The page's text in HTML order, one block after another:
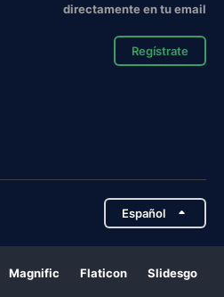
directamente en tu email
Regístrate
Español
Magnific Flaticon Slidesgo